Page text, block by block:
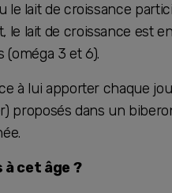
le lait de croissance
lait de croissance est
(oméga 3 et 6).
à lui apporter chaque
proposés dans un
cet âge ?